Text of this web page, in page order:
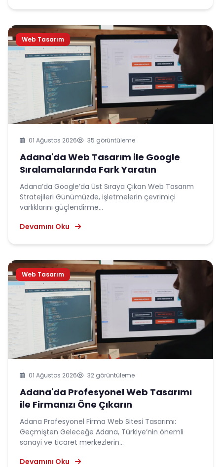
Web Tasarım
01 Ağustos 2026 35 görüntüleme
Adana'da Web Tasarım ile Google
Sıralamalarında Fark Yaratın
Adana’da Google’da Üst Sıraya Çıkan Web Tasarım
Stratejileri Günümüzde, işletmelerin çevrimiçi
varlıklarını güçlendirme...
Devamını Oku
Web Tasarım
01 Ağustos 2026 32 görüntüleme
Adana'da Profesyonel Web Tasarımı
ile Firmanızı Öne Çıkarın
Adana Profesyonel Firma Web Sitesi Tasarımı:
Geçmişten Geleceğe Adana, Türkiye’nin önemli
sanayi ve ticaret merkezlerin...
Devamını Oku